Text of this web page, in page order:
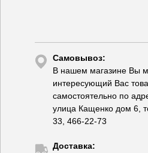
Самовывоз:
В нашем магазине Вы
интересующий Вас
самостоятельно по
улица Кащенко дом 6,
33, 466-22-73
Доставка: